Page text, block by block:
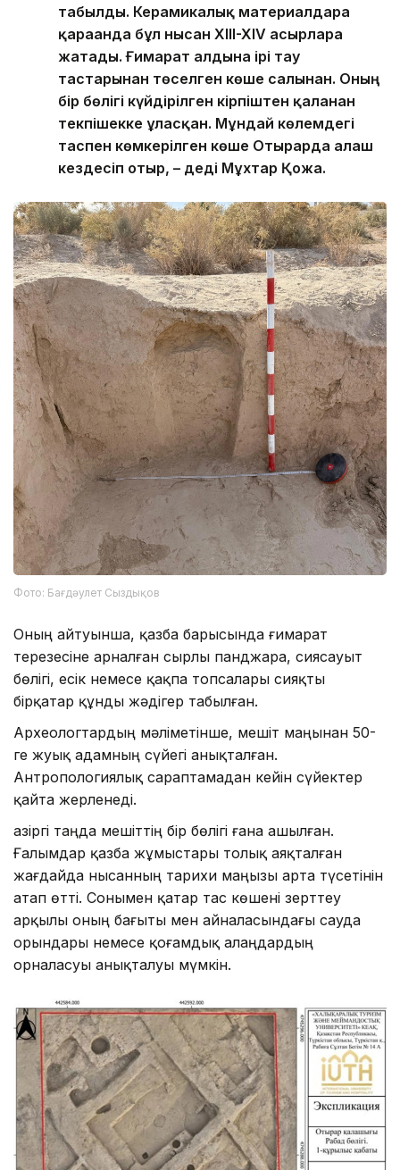
табылды. Керамикалық материалдарға
қарағанда бұл нысан XIII-XIV ғасырларға
жатады. Ғимарат алдына ірі тау
тастарынан төселген көше салынған. Оның
бір бөлігі күйдірілген кірпіштен қаланған
текпішекке ұласқан. Мұндай көлемдегі
таспен көмкерілген көше Отырарда алғаш
кездесіп отыр, – деді Мұхтар Қожа.
Фото: Бағдәулет Сыздықов
Оның айтуынша, қазба барысында ғимарат
терезесіне арналған сырлы панджара, сиясауыт
бөлігі, есік немесе қақпа топсалары сияқты
бірқатар құнды жәдігер табылған.
Археологтардың мәліметінше, мешіт маңынан 50-
ге жуық адамның сүйегі анықталған.
Антропологиялық сараптамадан кейін сүйектер
қайта жерленеді.
Қазіргі таңда мешіттің бір бөлігі ғана ашылған.
Ғалымдар қазба жұмыстары толық аяқталған
жағдайда нысанның тарихи маңызы арта түсетінін
атап өтті. Сонымен қатар тас көшені зерттеу
арқылы оның бағыты мен айналасындағы сауда
орындары немесе қоғамдық алаңдардың
орналасуы анықталуы мүмкін.